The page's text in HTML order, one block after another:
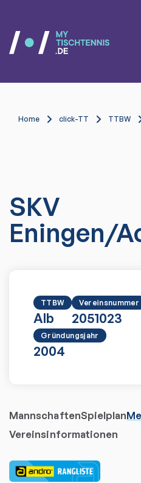
Home click-TT TTBW
SKV
Eningen/
TTBW
Alb
Vereinsnummer
2051023
Gründungsjahr
2004
MannschaftenSpielplan
Vereinsinformationen